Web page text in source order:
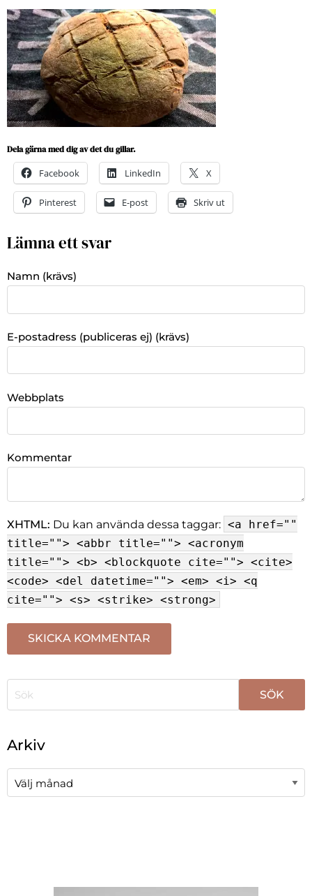
Dela gärna med dig av det du gillar.
Facebook LinkedIn X
Pinterest E-post Skriv ut
Lämna ett svar
Namn (krävs)
E-postadress (publiceras ej) (krävs)
Webbplats
Kommentar
XHTML: Du kan använda dessa taggar: <a href=""
title=""> <abbr title=""> <acronym
title=""> <b> <blockquote cite=""> <cite>
<code> <del datetime=""> <em> <i> <q
cite=""> <s> <strike> <strong>
Arkiv